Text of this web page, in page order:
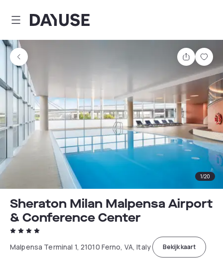
Dayuse
Delen
1/20
Sheraton Milan Malpensa Airport
& Conference Center
Malpensa Terminal 1, 21010 Ferno, VA, Italy Bekijk kaart